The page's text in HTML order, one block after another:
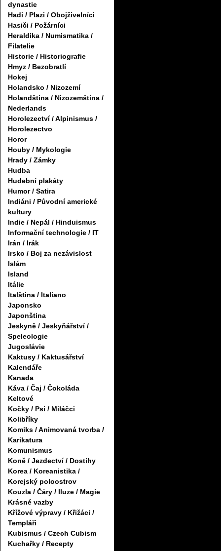
dynastie
Hadi / Plazi / Obojživelníci
Hasiči / Požárníci
Heraldika / Numismatika /
Filatelie
Historie / Historiografie
Hmyz / Bezobratlí
Hokej
Holandsko / Nizozemí
Holandština / Nizozemština /
Nederlands
Horolezectví / Alpinismus /
Horolezectvo
Horor
Houby / Mykologie
Hrady / Zámky
Hudba
Hudební plakáty
Humor / Satira
Indiáni / Původní americké
kultury
Indie / Nepál / Hinduismus
Informační technologie / IT
Irán / Irák
Irsko / Boj za nezávislost
Islám
Island
Itálie
Italština / Italiano
Japonsko
Japonština
Jeskyně / Jeskyňářství /
Speleologie
Jugoslávie
Kaktusy / Kaktusářství
Kalendáře
Kanada
Káva / Čaj / Čokoláda
Keltové
Kočky / Psi / Miláčci
Kolibříky
Komiks / Animovaná tvorba /
Karikatura
Komunismus
Koně / Jezdectví / Dostihy
Korea / Koreanistika /
Korejský poloostrov
Kouzla / Čáry / Iluze / Magie
Krásné vazby
Křížové výpravy / Křižáci /
Templáři
Kubismus / Czech Cubism
Kuchařky / Recepty